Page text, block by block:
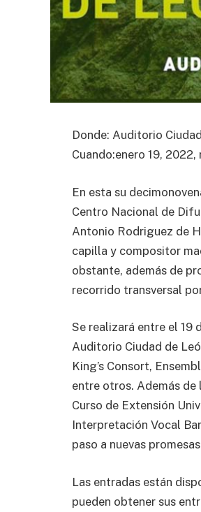
Donde: Auditorio
Cuando:enero 19,
En esta su
Centro Nacional de
Antonio Rodriguez de
capilla y compositor
obstante, además de
recorrido transversal
Se realizará entre el 19
Auditorio Ciudad de
King’s Consort,
entre otros. Además
Curso de Extensión
Interpretación Vocal
paso a nuevas
Las entradas están
pueden obtener sus